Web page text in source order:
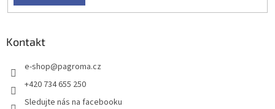
Kontakt
e-shop@pagroma.cz
+420 734 655 250
Sledujte nás na facebooku